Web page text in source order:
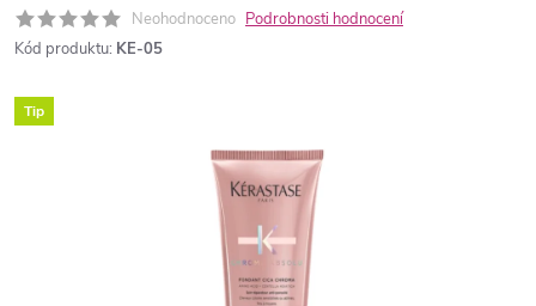
Neohodnoceno Podrobnosti hodnocení
Kód produktu: KE-05
Tip